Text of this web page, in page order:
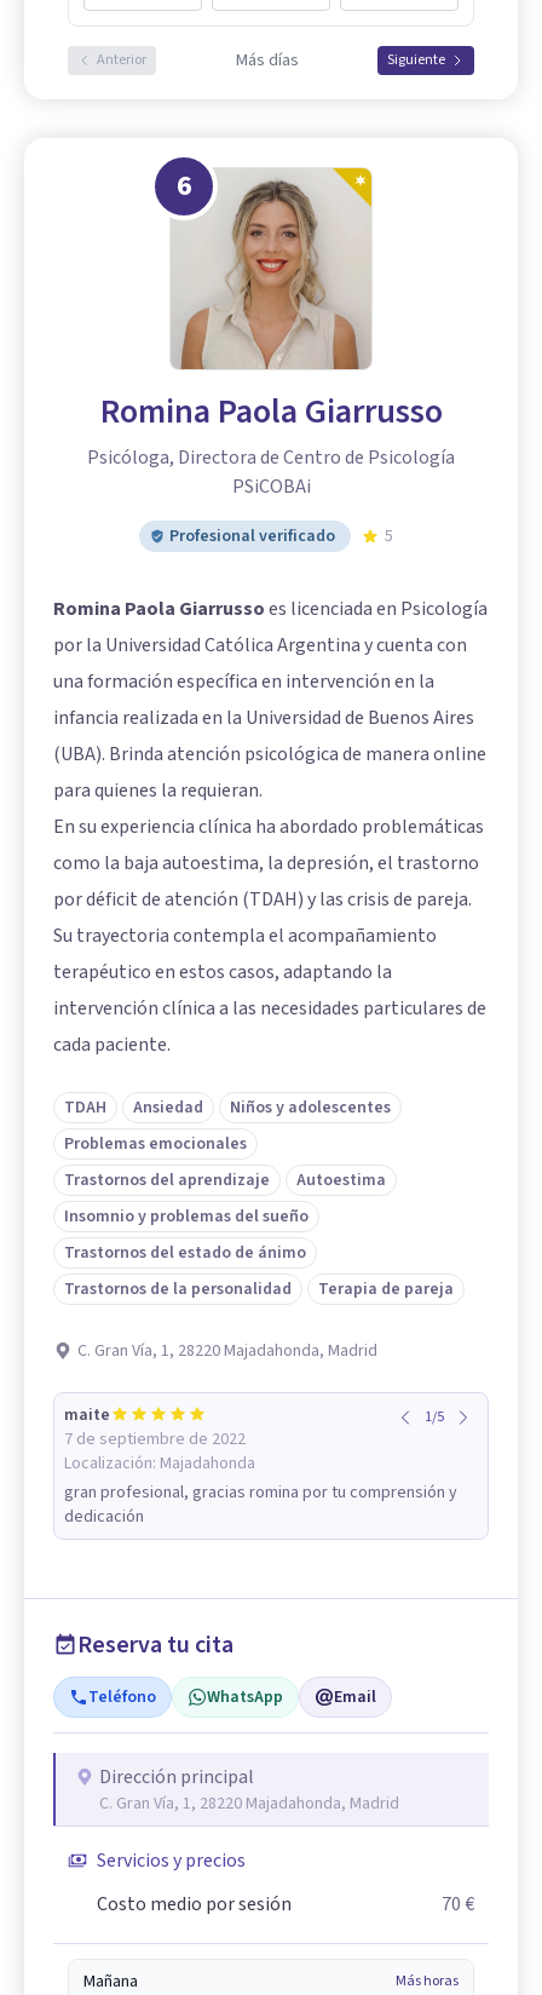
Anterior Más días Siguiente
6
Romina Paola Giarrusso
Psicóloga, Directora de Centro de Psicología
PSiCOBAi
Profesional verificado 5
Romina Paola Giarrussoes licenciada en Psicología
por la Universidad Católica Argentina y cuenta con
una formación específica en intervención en la
infancia realizada en la Universidad de Buenos Aires
(UBA). Brinda atención psicológica de manera online
para quienes la requieran.
En su experiencia clínica ha abordado problemáticas
como la baja autoestima, la depresión, el trastorno
por déficit de atención (TDAH) y las crisis de pareja.
Su trayectoria contempla el acompañamiento
terapéutico en estos casos, adaptando la
intervención clínica a las necesidades particulares de
cada paciente.
TDAH Ansiedad
Niños y adolescentes
Problemas emocionales
Trastornos del aprendizaje
Autoestima
Insomnio y problemas del sueño
Trastornos del estado de ánimo
Trastornos de la personalidad
Terapia de pareja
C. Gran Vía, 1, 28220 Majadahonda, Madrid
maite
7 de septiembre de 2022
Localización: Majadahonda
1/5
gran profesional, gracias romina por tu comprensión y
dedicación
Reserva tu cita
Teléfono WhatsApp Email
Dirección principal
C. Gran Vía, 1, 28220 Majadahonda, Madrid
Servicios y precios
Costo medio por sesión
70 €
Mañana Más horas